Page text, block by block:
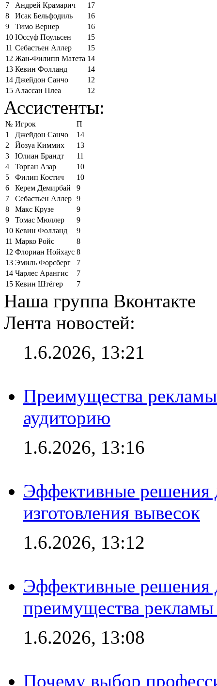
7
Андрей Крамарич
17
8
Исак Бельфодиль
16
9
Тимо Вернер
16
10 Юссуф Поульсен
15
11 Себастьен Аллер
15
12 Жан-Филипп Матета 14
13 Кевин Фолланд
14
14 Джейдон Санчо
12
15 Алассан Плеа 12
Ассистенты:
№ Игрок
П
1
Джейдон Санчо
14
2
Йозуа Киммих
13
3
Юлиан Брандт
11
4
Торган Азар
10
5
Филип Костич
10
6
Керем Демирбай
9
7
Себастьен Аллер 9
8
Макс Крузе
9
9
Томас Мюллер
9
10 Кевин Фолланд
9
11 Марко Ройс
8
12 Флориан Нойхаус 8
13 Эмиль Форсберг
7
14 Чарлес Арангис
7
15 Кевин Штёгер 7
Наша группа Вконтакте
Лента новостей:
1.6.2026, 13:21
Преимущества
аудиторию
1.6.2026, 13:16
Эффективные решения
изготовления вывесок
1.6.2026, 13:12
Эффективные решения
преимущества рекламы
1.6.2026, 13:08
Почему выбор